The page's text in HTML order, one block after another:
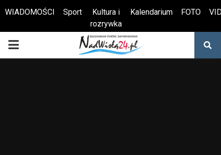
Otwórz pasek narzędzi
WIADOMOŚCI Sport
Kultura i
rozrywka
Kalendarium FOTO
PRIMARY